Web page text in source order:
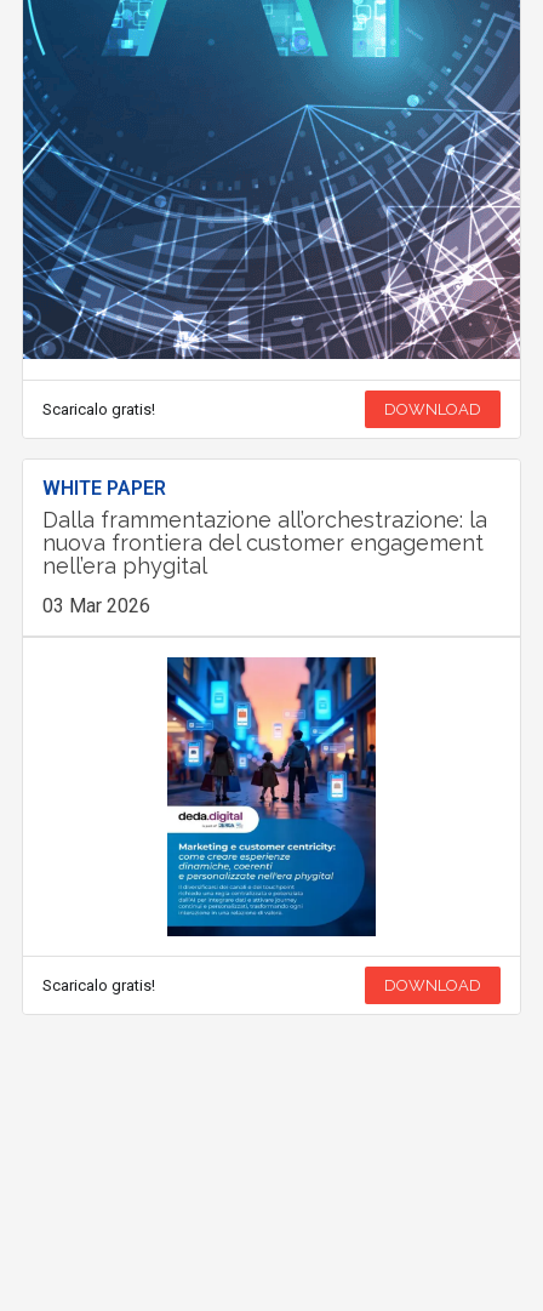
Scaricalo gratis! DOWNLOAD
WHITE PAPER
Dalla frammentazione all’orchestrazione: la
nuova frontiera del customer engagement
nell’era phygital
03 Mar 2026
Scaricalo gratis! DOWNLOAD